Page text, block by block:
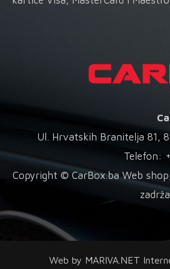
Ul. Hrvatskih Branitelja 81,
Telefon:
Copyright © CarBox.ba Web
Web by MARIVA.NET